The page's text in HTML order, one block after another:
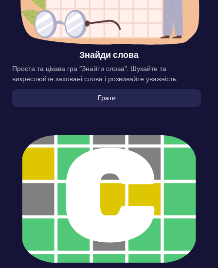
Знайди слова
Проста та цікава гра “Знайти слова”. Шукайте та
викреслюйте заховані слова і розвивайте уважність.
Грати